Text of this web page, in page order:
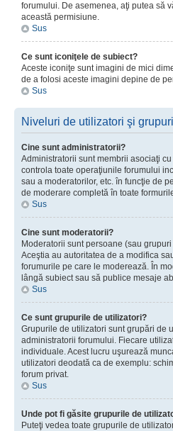
forumului. De asemenea, aţi putea să
această permisiune.
Sus
Ce sunt iconiţele de subiect?
Aceste iconiţe sunt imagini de mici
de a folosi aceste imagini depine de
Sus
Niveluri de utilizatori şi grupuri
Cine sunt administratorii?
Administratorii sunt membrii asociaţi
controla toate operaţiunile forumului
sau a moderatorilor, etc. în funcţie de
de moderare completă în toate
Sus
Cine sunt moderatorii?
Moderatorii sunt persoane (sau
Aceştia au autoritatea de a modifica
forumurile pe care le moderează. În
lângă subiect sau să publice mesaje
Sus
Ce sunt grupurile de utilizatori?
Grupurile de utilizatori sunt grupări de
administratorii forumului. Fiecare
individuale. Acest lucru uşurează
utilizatori deodată ca de exemplu:
forum privat.
Sus
Unde pot fi găsite grupurile de
Puteţi vedea toate grupurile de